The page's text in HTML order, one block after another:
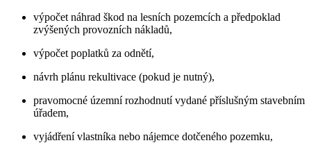
výpočet náhrad škod na lesních pozemcích a předpoklad
zvýšených provozních nákladů,
výpočet poplatků za odnětí,
návrh plánu rekultivace (pokud je nutný),
pravomocné územní rozhodnutí vydané příslušným stavebním
úřadem,
vyjádření vlastníka nebo nájemce dotčeného pozemku,